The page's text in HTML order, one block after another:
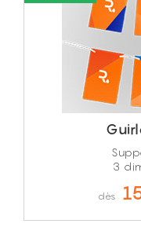
3
dès